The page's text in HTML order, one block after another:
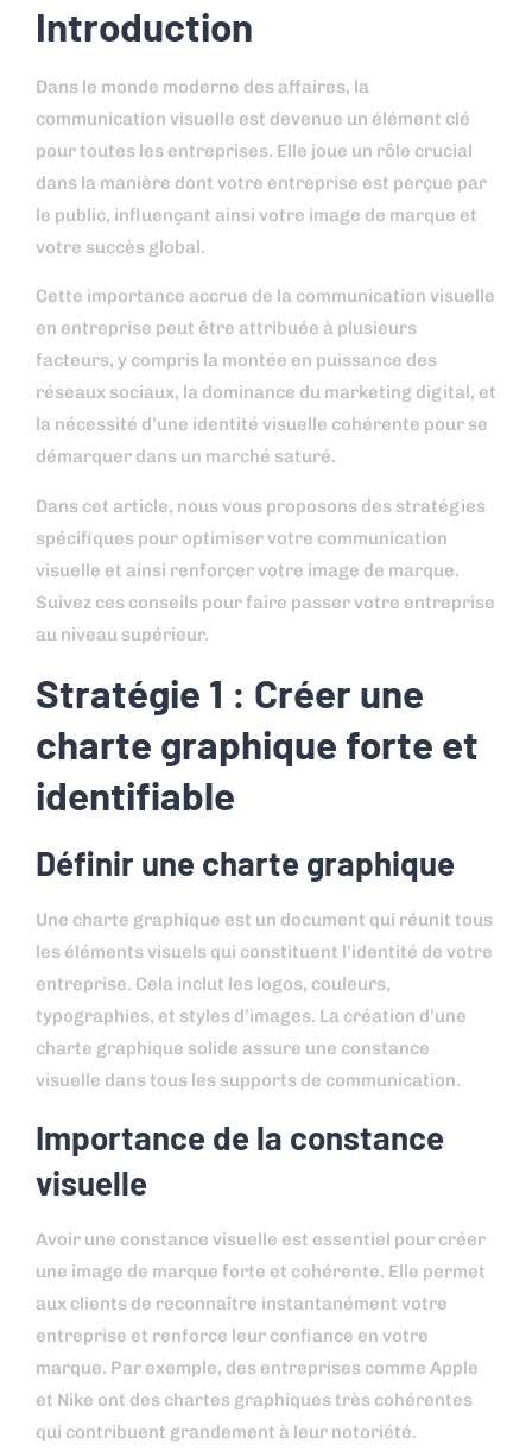
Introduction
Dans le monde moderne des affaires, la
communication visuelle est devenue un élément clé
pour toutes les entreprises. Elle joue un rôle crucial
dans la manière dont votre entreprise est perçue par
le public, influençant ainsi votre image de marque et
votre succès global.
Cette importance accrue de la communication visuelle
en entreprise peut être attribuée à plusieurs
facteurs, y compris la montée en puissance des
réseaux sociaux, la dominance du marketing digital, et
la nécessité d’une identité visuelle cohérente pour se
démarquer dans un marché saturé.
Dans cet article, nous vous proposons des stratégies
spécifiques pour optimiser votre communication
visuelle et ainsi renforcer votre image de marque.
Suivez ces conseils pour faire passer votre entreprise
au niveau supérieur.
Stratégie 1 : Créer une
charte graphique forte et
identifiable
Définir une charte graphique
Une charte graphique est un document qui réunit tous
les éléments visuels qui constituent l’identité de votre
entreprise. Cela inclut les logos, couleurs,
typographies, et styles d’images. La création d’une
charte graphique solide assure une constance
visuelle dans tous les supports de communication.
Importance de la constance
visuelle
Avoir une constance visuelle est essentiel pour créer
une image de marque forte et cohérente. Elle permet
aux clients de reconnaître instantanément votre
entreprise et renforce leur confiance en votre
marque. Par exemple, des entreprises comme Apple
et Nike ont des chartes graphiques très cohérentes
qui contribuent grandement à leur notoriété.